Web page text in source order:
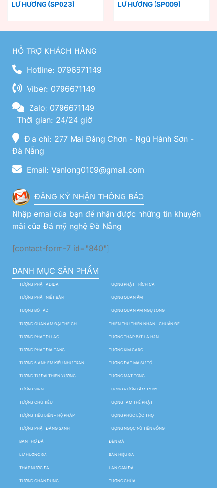
LƯ HƯƠNG (SP023) LƯ HƯƠNG (SP009)
HỖ TRỢ KHÁCH HÀNG
Hotline: 0796671149
Viber: 0796671149
Zalo: 0796671149
Thời gian: 24/24 giờ
Địa chỉ: 277 Mai Đăng Chơn - Ngũ Hành Sơn -
Đà Nẵng
Email: Vanlong0109@gmail.com
ĐĂNG KÝ NHẬN THÔNG BÁO
Nhập emai của bạn để nhận được những tin khuyến
mãi của Đá mỹ nghệ Đà Nẵng
[contact-form-7 id="840"]
DANH MỤC SẢN PHẨM
TƯỢNG PHẬT ADIDA TƯỢNG PHẬT THÍCH CA
TƯỢNG PHẬT NIẾT BÀN TƯỢNG QUAN ÂM
TƯỢNG BỒ TÁC TƯỢNG QUAN ÂM NGỰ LONG
TƯỢNG QUAN ÂM ĐẠI THẾ CHÍ THIÊN THỦ THIÊN NHÃN – CHUẨN ĐỀ
TƯỢNG PHẬT DI LẶC TƯỢNG THẬP BÁT LA HÁN
TƯỢNG PHẬT ĐỊA TẠNG TƯỢNG KIM CANG
TƯỢNG 5 ANH EM KIỀU NHƯ TRẦN TƯỢNG ĐẠT MA SƯ TỔ
TƯỢNG TỨ ĐẠI THIÊN VƯƠNG TƯỢNG MẬT TÔNG
TƯỢNG SIVALI TƯỢNG VƯỜN LÂM TỲ NY
TƯỢNG CHÚ TIỂU TƯỢNG TAM THẾ PHẬT
TƯỢNG TIÊU DIỆN – HỘ PHÁP TƯỢNG PHÚC LỘC THỌ
TƯỢNG PHẬT ĐẢNG SANH TƯỢNG NGỌC NỮ TIÊN ĐỒNG
BÀN THỜ ĐÁ ĐÈN ĐÁ
LƯ HƯƠNG ĐÁ BẢN HIỆU ĐÁ
THÁP NƯỚC ĐÁ LAN CAN ĐÁ
TƯỢNG CHÂN DUNG TƯỢNG CHÚA